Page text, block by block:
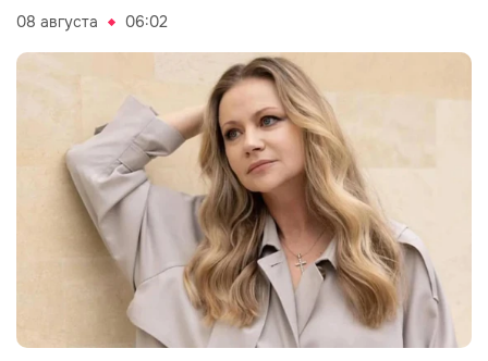
08 августа 06:02